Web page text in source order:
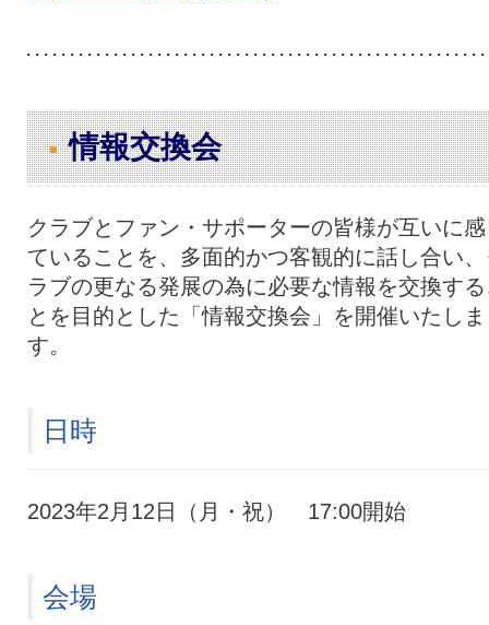
情報交換会
クラブとファン・サポーターの皆様が互いに
ていることを、多面的かつ客観的に話し合い
ラブの更なる発展の為に必要な情報を交換す
とを目的とした「情報交換会」を開催いたしま
す。
日時
2023年2月12日（月・祝） 17:00開始
会場